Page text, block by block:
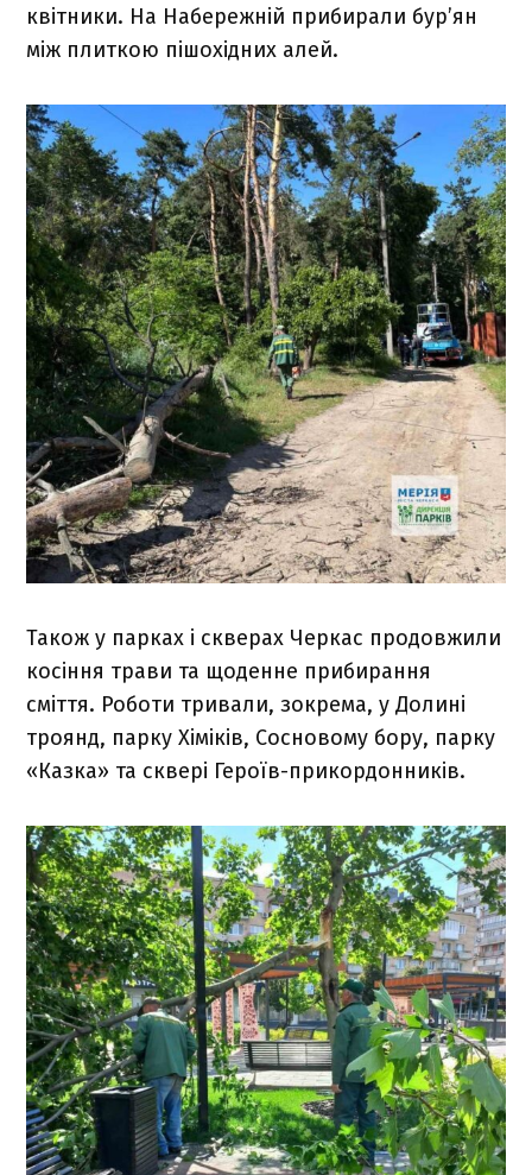
квітники. На Набережній прибирали бур’ян
між плиткою пішохідних алей.
Також у парках і скверах Черкас продовжили
косіння трави та щоденне прибирання
сміття. Роботи тривали, зокрема, у Долині
троянд, парку Хіміків, Сосновому бору, парку
«Казка» та сквері Героїв-прикордонників.